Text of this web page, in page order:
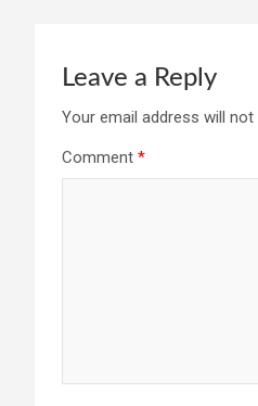
Leave a Reply
Your email address will not
Comment *